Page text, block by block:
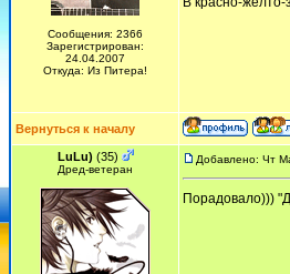
Сообщения: 2366
Зарегистрирован:
24.04.2007
Откуда: Из Питера!
Вернуться к началу
LuLu) (35)
Дред-ветеран
Добавлено: Чт
Порадовало)))